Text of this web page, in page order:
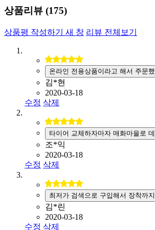
상품리뷰 (175)
상품평 작성하기 새 창 리뷰 전체보기
온라인 전용상품이라고 해서 주문
김*현
2020-03-18
수정 삭제
타이어 교체하자마자 매화마을로
조*익
2020-03-18
수정 삭제
최저가 검색으로 구입해서 장착까
김*린
2020-03-18
수정 삭제